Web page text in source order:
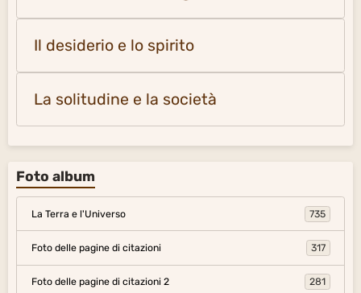
Il desiderio e lo spirito
La solitudine e la società
Foto album
La Terra e l'Universo 735
Foto delle pagine di citazioni 317
Foto delle pagine di citazioni 2 281